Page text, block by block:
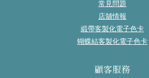
常見問題
店舖情報
緞帶客製化電子色卡
蝴蝶結客製化電子色卡
顧客服務